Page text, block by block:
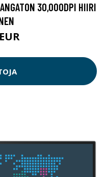
30,000DPI HIIRI